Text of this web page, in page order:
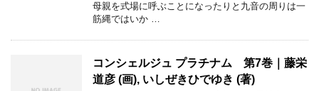
母親を式場に呼ぶことになったりと九音の周りは一
筋縄ではいか …
コンシェルジュ プラチナム 第7巻｜藤栄
道彦 (画), いしぜきひでゆき (著)